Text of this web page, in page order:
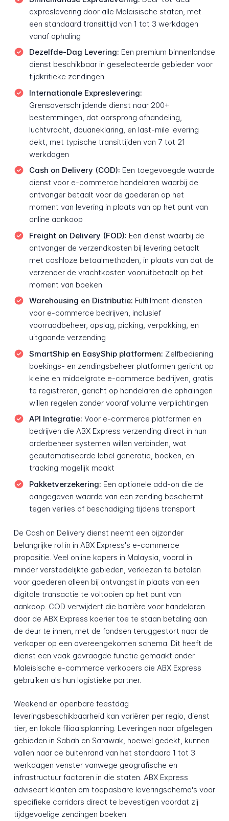
expreslevering door alle Maleisische staten, met
een standaard transittijd van 1 tot 3 werkdagen
vanaf ophaling
Dezelfde-Dag Levering: Een premium binnenlandse
dienst beschikbaar in geselecteerde gebieden voor
tijdkritieke zendingen
Internationale Expreslevering:
Grensoverschrijdende dienst naar 200+
bestemmingen, dat oorsprong afhandeling,
luchtvracht, douaneklaring, en last-mile levering
dekt, met typische transittijden van 7 tot 21
werkdagen
Cash on Delivery (COD): Een toegevoegde waarde
dienst voor e-commerce handelaren waarbij de
ontvanger betaalt voor de goederen op het
moment van levering in plaats van op het punt van
online aankoop
Freight on Delivery (FOD): Een dienst waarbij de
ontvanger de verzendkosten bij levering betaalt
met cashloze betaalmethoden, in plaats van dat de
verzender de vrachtkosten vooruitbetaalt op het
moment van boeken
Warehousing en Distributie: Fulfillment diensten
voor e-commerce bedrijven, inclusief
voorraadbeheer, opslag, picking, verpakking, en
uitgaande verzending
SmartShip en EasyShip platformen: Zelfbediening
boekings- en zendingsbeheer platformen gericht op
kleine en middelgrote e-commerce bedrijven, gratis
te registreren, gericht op handelaren die ophalingen
willen regelen zonder vooraf volume verplichtingen
API Integratie: Voor e-commerce platformen en
bedrijven die ABX Express verzending direct in hun
orderbeheer systemen willen verbinden, wat
geautomatiseerde label generatie, boeken, en
tracking mogelijk maakt
Pakketverzekering: Een optionele add-on die de
aangegeven waarde van een zending beschermt
tegen verlies of beschadiging tijdens transport
De Cash on Delivery dienst neemt een bijzonder
belangrijke rol in in ABX Express's e-commerce
propositie. Veel online kopers in Malaysia, vooral in
minder verstedelijkte gebieden, verkiezen te betalen
voor goederen alleen bij ontvangst in plaats van een
digitale transactie te voltooien op het punt van
aankoop. COD verwijdert die barrière voor handelaren
door de ABX Express koerier toe te staan betaling aan
de deur te innen, met de fondsen teruggestort naar de
verkoper op een overeengekomen schema. Dit heeft de
dienst een vaak gevraagde functie gemaakt onder
Maleisische e-commerce verkopers die ABX Express
gebruiken als hun logistieke partner.
Weekend en openbare feestdag
leveringsbeschikbaarheid kan variëren per regio, dienst
tier, en lokale filiaalsplanning. Leveringen naar afgelegen
gebieden in Sabah en Sarawak, hoewel gedekt, kunnen
vallen naar de buitenrand van het standaard 1 tot 3
werkdagen venster vanwege geografische en
infrastructuur factoren in die staten. ABX Express
adviseert klanten om toepasbare leveringschema's voor
specifieke corridors direct te bevestigen voordat zij
tijdgevoelige zendingen boeken.